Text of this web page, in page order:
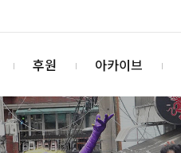
후원 아카이브